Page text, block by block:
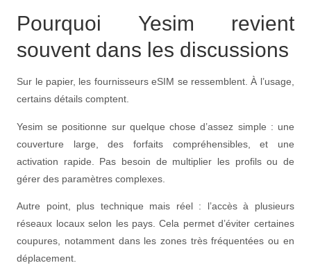
Pourquoi Yesim revient
souvent dans les discussions
Sur le papier, les fournisseurs eSIM se ressemblent. À l’usage,
certains détails comptent.
Yesim se positionne sur quelque chose d’assez simple : une
couverture large, des forfaits compréhensibles, et une
activation rapide. Pas besoin de multiplier les profils ou de
gérer des paramètres complexes.
Autre point, plus technique mais réel : l’accès à plusieurs
réseaux locaux selon les pays. Cela permet d’éviter certaines
coupures, notamment dans les zones très fréquentées ou en
déplacement.